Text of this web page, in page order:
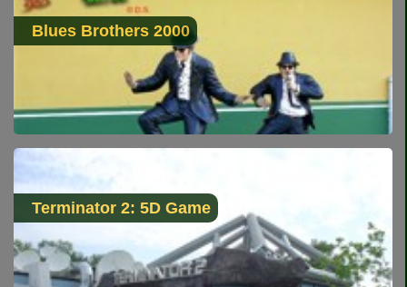
Blues Brothers 2000
Terminator 2: 5D Game